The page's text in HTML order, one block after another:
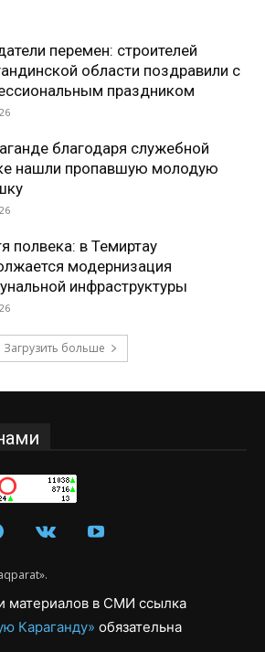
перемен: строителей
области поздравили с
праздником
благодаря служебной
нашли пропавшую молодую
полвека: в Темиртау
модернизация
инфраструктуры
Загрузить больше
материалов в СМИ ссылка
Караганду» обязательна